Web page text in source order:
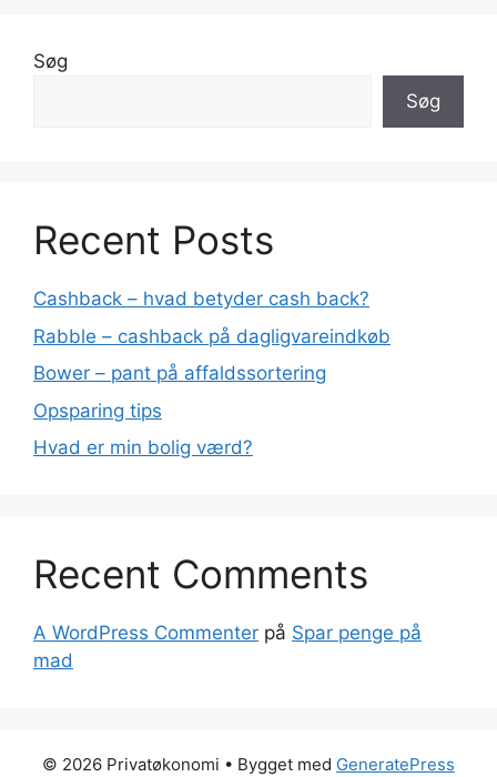
Søg
Søg
Recent Posts
Cashback – hvad betyder cash back?
Rabble – cashback på dagligvareindkøb
Bower – pant på affaldssortering
Opsparing tips
Hvad er min bolig værd?
Recent Comments
A WordPress Commenter på Spar penge på
mad
© 2026 Privatøkonomi • Bygget med GeneratePress